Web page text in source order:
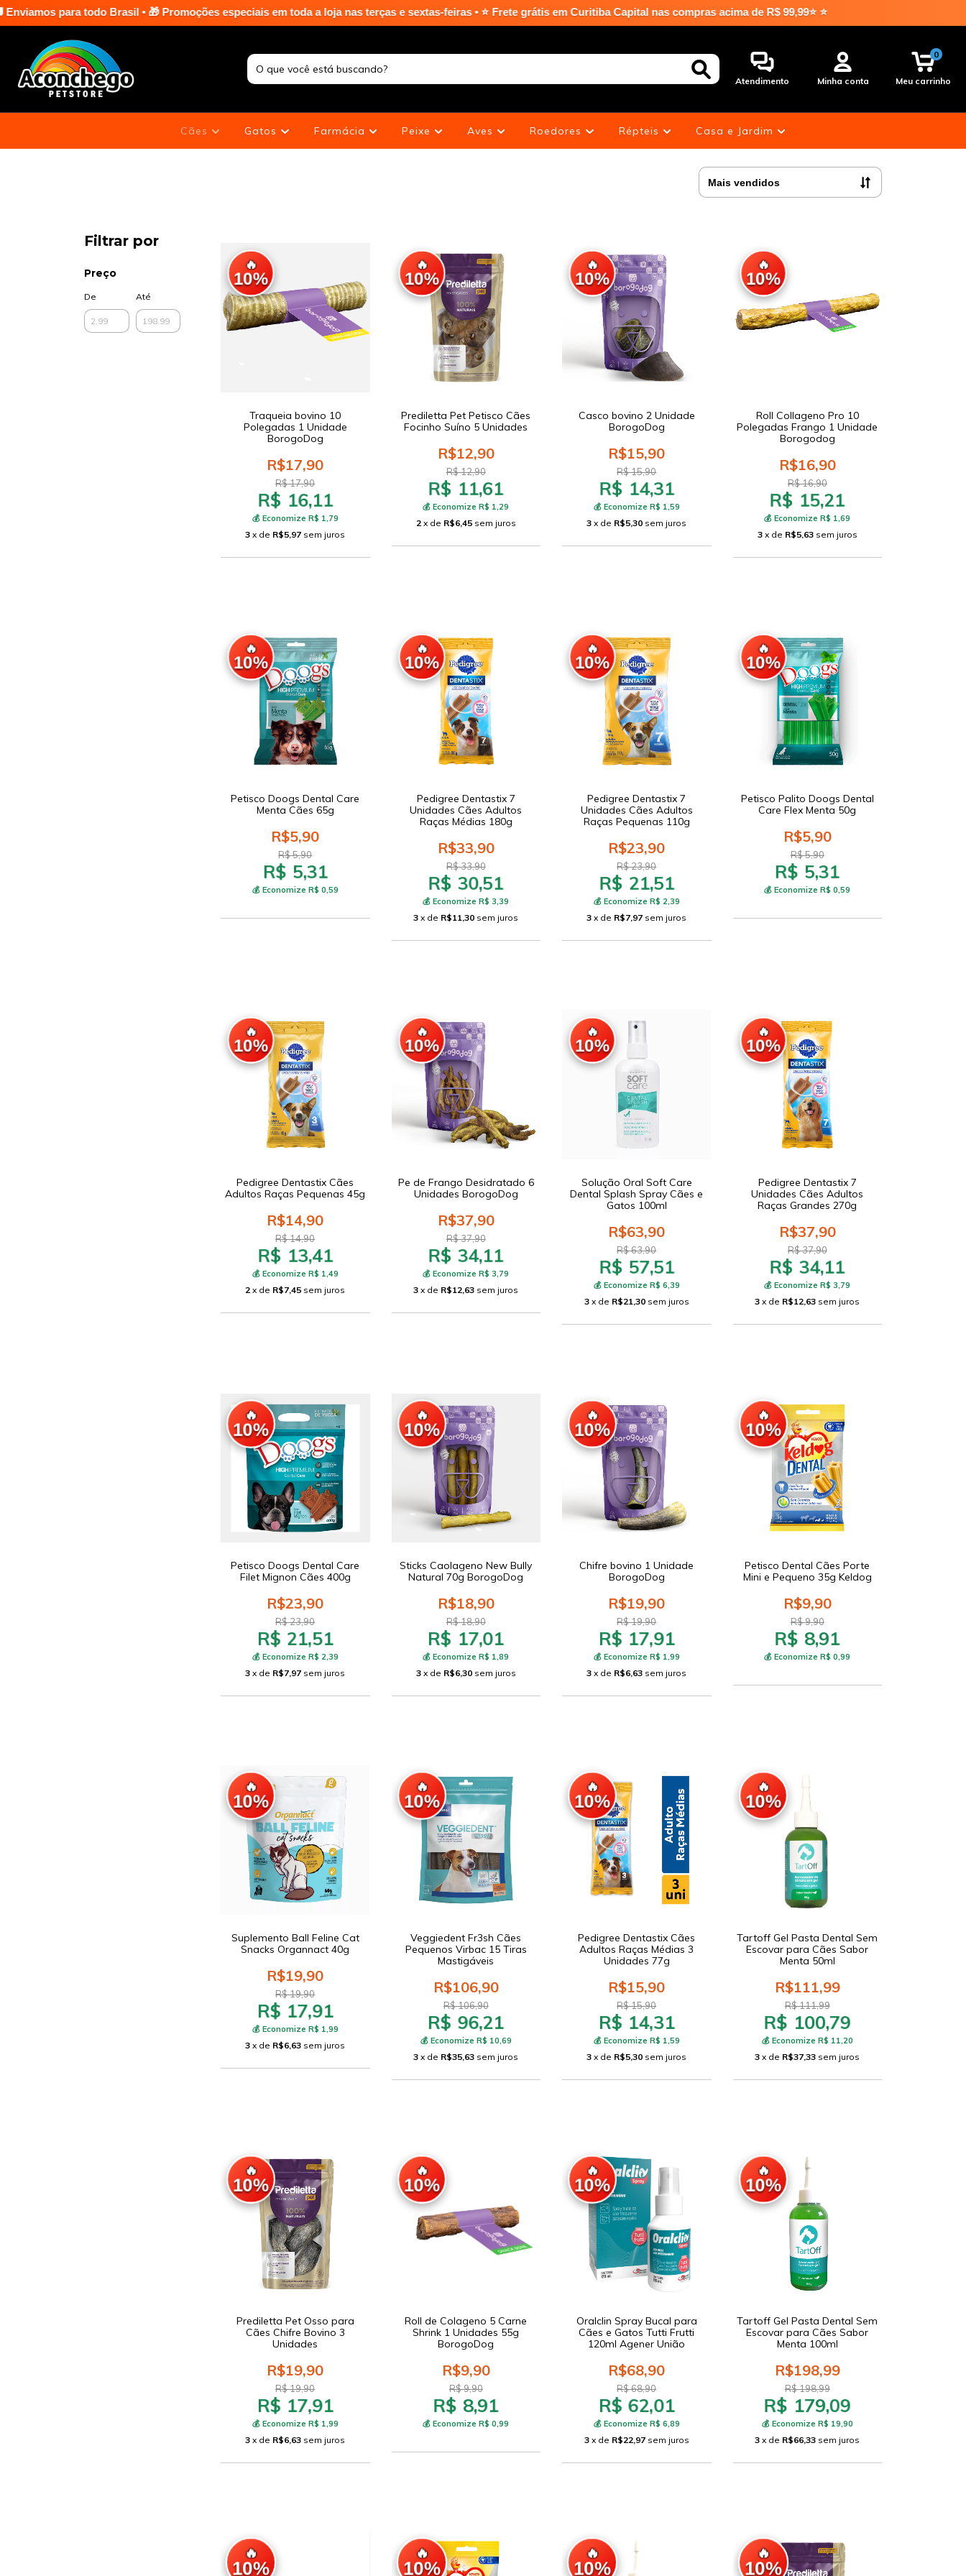
especiais em toda a loja nas terças e sextas-feiras • ⭐ Frete grátis em Curitiba Capital nas compras acima de R$ 99,99⭐ ⭐
Atendimento Minha conta Meu carrinho
0
Cães Gatos Farmácia Peixe Aves Roedores Répteis Casa e Jardim
Filtrar por
Preço
De Até
🔥
10%
Traqueia bovino 10
Polegadas 1 Unidade
BorogoDog
R$17,90
R$ 17,90
R$ 16,11
💰 Economize R$ 1,79
3 x de R$5,97 sem juros
🔥
10%
Prediletta Pet Petisco Cães
Focinho Suíno 5 Unidades
R$12,90
R$ 12,90
R$ 11,61
💰 Economize R$ 1,29
2 x de R$6,45 sem juros
🔥
10%
Casco bovino 2 Unidade
BorogoDog
R$15,90
R$ 15,90
R$ 14,31
💰 Economize R$ 1,59
3 x de R$5,30 sem juros
🔥
10%
Roll Collageno Pro 10
Polegadas Frango 1 Unidade
Borogodog
R$16,90
R$ 16,90
R$ 15,21
💰 Economize R$ 1,69
3 x de R$5,63 sem juros
🔥
10%
Petisco Doogs Dental Care
Menta Cães 65g
R$5,90
R$ 5,90
R$ 5,31
💰 Economize R$ 0,59
🔥
10%
Pedigree Dentastix 7
Unidades Cães Adultos
Raças Médias 180g
R$33,90
R$ 33,90
R$ 30,51
💰 Economize R$ 3,39
3 x de R$11,30 sem juros
🔥
10%
Pedigree Dentastix 7
Unidades Cães Adultos
Raças Pequenas 110g
R$23,90
R$ 23,90
R$ 21,51
💰 Economize R$ 2,39
3 x de R$7,97 sem juros
🔥
10%
Petisco Palito Doogs Dental
Care Flex Menta 50g
R$5,90
R$ 5,90
R$ 5,31
💰 Economize R$ 0,59
🔥
10%
Pedigree Dentastix Cães
Adultos Raças Pequenas 45g
R$14,90
R$ 14,90
R$ 13,41
💰 Economize R$ 1,49
2 x de R$7,45 sem juros
🔥
10%
Pe de Frango Desidratado 6
Unidades BorogoDog
R$37,90
R$ 37,90
R$ 34,11
💰 Economize R$ 3,79
3 x de R$12,63 sem juros
🔥
10%
Solução Oral Soft Care
Dental Splash Spray Cães e
Gatos 100ml
R$63,90
R$ 63,90
R$ 57,51
💰 Economize R$ 6,39
3 x de R$21,30 sem juros
🔥
10%
Pedigree Dentastix 7
Unidades Cães Adultos
Raças Grandes 270g
R$37,90
R$ 37,90
R$ 34,11
💰 Economize R$ 3,79
3 x de R$12,63 sem juros
🔥
10%
Petisco Doogs Dental Care
Filet Mignon Cães 400g
R$23,90
R$ 23,90
R$ 21,51
💰 Economize R$ 2,39
3 x de R$7,97 sem juros
🔥
10%
Sticks Caolageno New Bully
Natural 70g BorogoDog
R$18,90
R$ 18,90
R$ 17,01
💰 Economize R$ 1,89
3 x de R$6,30 sem juros
🔥
10%
Chifre bovino 1 Unidade
BorogoDog
R$19,90
R$ 19,90
R$ 17,91
💰 Economize R$ 1,99
3 x de R$6,63 sem juros
🔥
10%
Petisco Dental Cães Porte
Mini e Pequeno 35g Keldog
R$9,90
R$ 9,90
R$ 8,91
💰 Economize R$ 0,99
🔥
10%
Suplemento Ball Feline Cat
Snacks Organnact 40g
R$19,90
R$ 19,90
R$ 17,91
💰 Economize R$ 1,99
3 x de R$6,63 sem juros
🔥
10%
Veggiedent Fr3sh Cães
Pequenos Virbac 15 Tiras
Mastigáveis
R$106,90
R$ 106,90
R$ 96,21
💰 Economize R$ 10,69
3 x de R$35,63 sem juros
🔥
10%
Pedigree Dentastix Cães
Adultos Raças Médias 3
Unidades 77g
R$15,90
R$ 15,90
R$ 14,31
💰 Economize R$ 1,59
3 x de R$5,30 sem juros
🔥
10%
Tartoff Gel Pasta Dental Sem
Escovar para Cães Sabor
Menta 50ml
R$111,99
R$ 111,99
R$ 100,79
💰 Economize R$ 11,20
3 x de R$37,33 sem juros
🔥
10%
Prediletta Pet Osso para
Cães Chifre Bovino 3
Unidades
R$19,90
R$ 19,90
R$ 17,91
💰 Economize R$ 1,99
3 x de R$6,63 sem juros
🔥
10%
Roll de Colageno 5 Carne
Shrink 1 Unidades 55g
BorogoDog
R$9,90
R$ 9,90
R$ 8,91
💰 Economize R$ 0,99
🔥
10%
Oralclin Spray Bucal para
Cães e Gatos Tutti Frutti
120ml Agener União
R$68,90
R$ 68,90
R$ 62,01
💰 Economize R$ 6,89
3 x de R$22,97 sem juros
🔥
10%
Tartoff Gel Pasta Dental Sem
Escovar para Cães Sabor
Menta 100ml
R$198,99
R$ 198,99
R$ 179,09
💰 Economize R$ 19,90
3 x de R$66,33 sem juros
🔥
10%
🔥
10%
🔥
10%
🔥
10%